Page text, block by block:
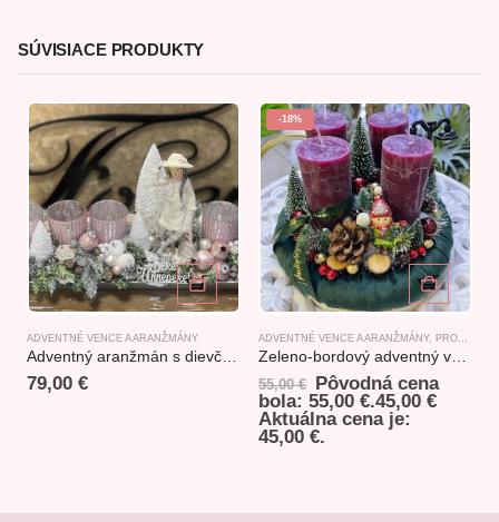
SÚVISIACE PRODUKTY
ADVENTNÉ VENCE A ARANŽMÁNY
Adventný aranžmán s dievčaťom 50x21x27cm
79,00 €
-18%
ADVENTNÉ VENCE A ARANŽMÁNY, PRODUKTY S TEMATIKOU LES
Zeleno-bordový adventný veniec lesný
55,00€ Pôvodná cena
bola: 55,00 €.45,00 €
Aktuálna cena je:
45,00 €.